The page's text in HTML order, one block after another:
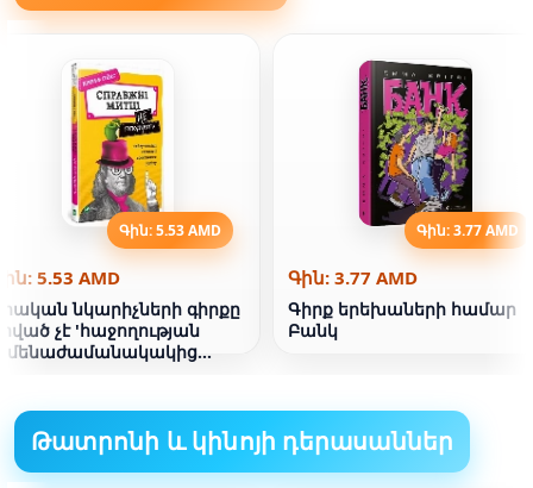
Գին: 5.53 AMD
5.53 AMD
նկարիչների գիրքը
չէ 'հաջողության
Գին: 3.77 AMD
Գին: 3.77 AMD
Գիրք երեխաների համար
Բանկ
Թատրոնի և կինոյի դերասաններ